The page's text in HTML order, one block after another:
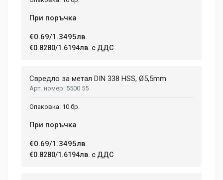
207 mm
congue feugiat ac, facilisis a augue. Donec tempor sapien et
fringilla facilisis. Nam maximus consectetur diam. Nulla ut ex
Duis ac lectus scelerisque quam blandit egestas. Pellentesque
hendrerit eros laoreet suscipit ultrices.
При поръчка
€0.69/1.3495лв.
€0.8280/1.6194лв. с ДДС
Свредло за метал DIN 338 HSS, Ø5,5mm.
5500 55
10 бр.
При поръчка
€0.69/1.3495лв.
€0.8280/1.6194лв. с ДДС